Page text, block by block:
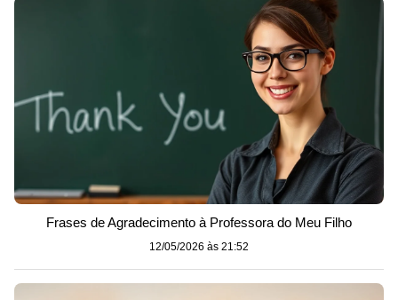
Frases de Agradecimento à Professora do Meu Filho
12/05/2026 às 21:52